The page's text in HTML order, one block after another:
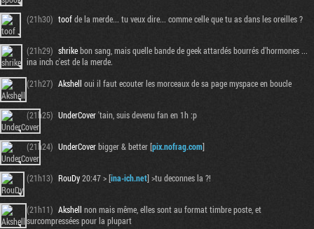
(21h30) toofde la merde... tu veux dire... comme celle que tu as dans les oreilles ?
(21h29) shrikebon sang, mais quelle bande de geek attardés bourrés d'hormones ...
ina inch c'est de la merde.
(21h27) Akshell oui il faut ecouter les morceaux de sa page myspace en boucle
(21h25) UnderCover'tain, suis devenu fan en 1h :p
(21h24) UnderCoverbigger & better [pix.nofrag.com]
(21h13) RouDy20:47 > [ina-ich.net] >tu deconnes la ?!
(21h11) Akshell non mais même, elles sont au format timbre poste, et
surcompressées pour la plupart